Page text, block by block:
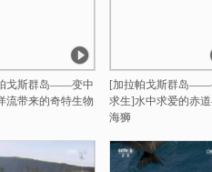
戈斯群岛——变中
流带来的奇特生物
[加拉帕戈斯群岛——
求生]水中求爱的赤
海狮